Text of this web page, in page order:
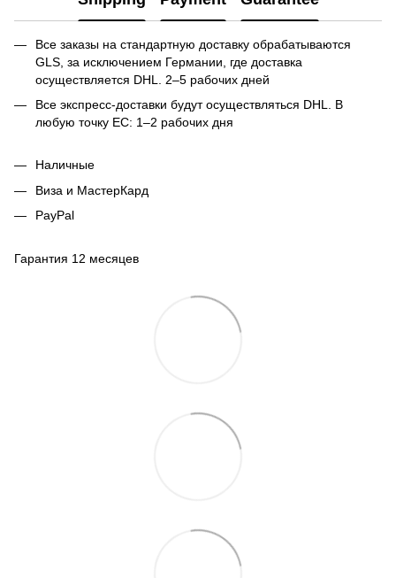
Все заказы на стандартную доставку обрабатываются
GLS, за исключением Германии, где доставка
осуществляется DHL. 2–5 рабочих дней
Все экспресс-доставки будут осуществляться DHL. В
любую точку ЕС: 1–2 рабочих дня
Наличные
Виза и МастерКард
PayPal
Гарантия 12 месяцев